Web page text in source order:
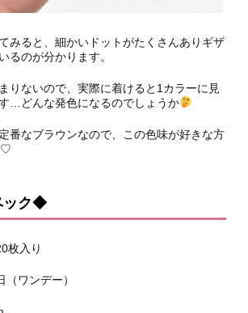
みると、細かいドットがたくさんありギザ
るのが分かります。
りないので、実際に着けると1カラーに見
…どんな発色になるのでしょうか
番なブラウンなので、この色味が好きな方
♡
ック◆
枚入り
ワンデー）